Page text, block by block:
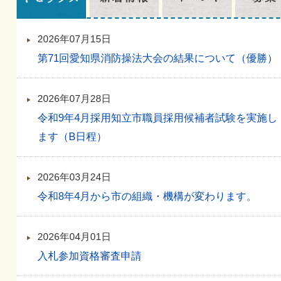
ピ
ク
2026年07月15日
第71回愛知県消防操法大会の結果について（優勝）
2026年07月28日
令和9年4月採用知立市職員採用候補者試験を実施し
ます（B日程）
2026年03月24日
令和8年4月から市の組織・機構が変わります。
2026年04月01日
入札参加資格審査申請